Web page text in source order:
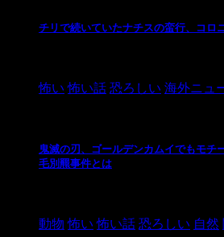
チリで続いていたナチスの蛮行、コロ
怖い 怖い話 恐ろしい 海外ニュ
鬼滅の刃、ゴールデンカムイでもモ
毛別羆事件とは
動物 怖い 怖い話 恐ろしい 自然